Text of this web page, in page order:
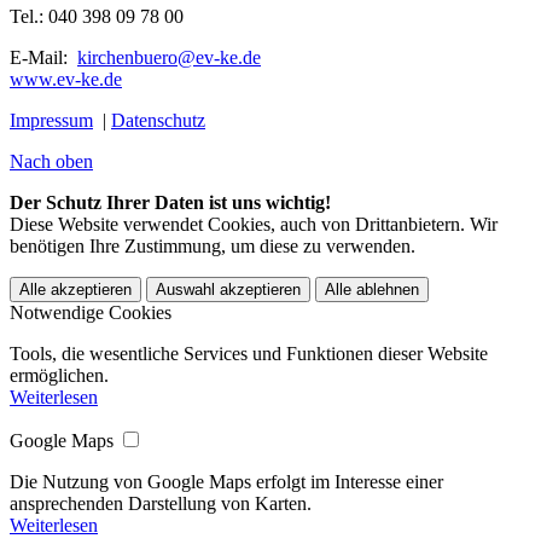
Tel.: 040 398 09 78 00
E-Mail: kirchenbuero@ev-ke.de
www.ev-ke.de
Impressum | Datenschutz
Nach oben
Der Schutz Ihrer Daten ist uns wichtig!
Diese Website verwendet Cookies, auch von Drittanbietern. Wir
benötigen Ihre Zustimmung, um diese zu verwenden.
Alle akzeptieren Auswahl akzeptieren Alle ablehnen
Notwendige Cookies
Tools, die wesentliche Services und Funktionen dieser Website
ermöglichen.
Weiterlesen
Google Maps
Die Nutzung von Google Maps erfolgt im Interesse einer
ansprechenden Darstellung von Karten.
Weiterlesen